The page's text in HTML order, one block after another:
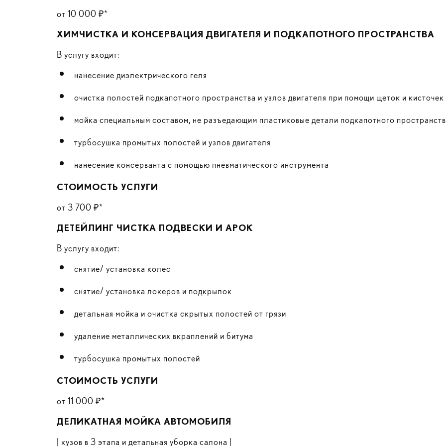
от 10 000 ₽*
ХИМЧИСТКА И КОНСЕРВАЦИЯ ДВИГАТЕЛЯ И ПОДКАПОТНОГО ПРОСТРАНСТВА
В услугу входит:
нанесение диэлектрического геля
очистка полостей подкапотного пространства и узлов двигателя при помощи щеток и кисточек
мойка специальным составом, не разъедающим пластиковые детали подкапотного
турбосушка промытых полостей и узлов двигателя
нанесение консерванта с помощью пневматического инструмента
СТОИМОСТЬ УСЛУГИ
от 3 700 ₽*
ДЕТЕЙЛИНГ ЧИСТКА ПОДВЕСКИ И АРОК
В услугу входит:
снятие/ установка колес
снятие/ установка локеров и подкрылок
детальная мойка и очистка скрытых полостей от грязи
удаление металлических вкраплений и битума
турбосушка промытых полостей
СТОИМОСТЬ УСЛУГИ
от 11 000 ₽*
ДЕЛИКАТНАЯ МОЙКА АВТОМОБИЛЯ
| кузов в 3 этапа и детальная уборка салона |